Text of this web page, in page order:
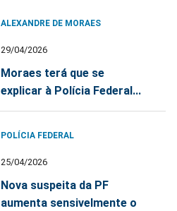
ALEXANDRE DE MORAES
29/04/2026
Moraes terá que se
explicar à Polícia Federal...
POLÍCIA FEDERAL
25/04/2026
Nova suspeita da PF
aumenta sensivelmente o